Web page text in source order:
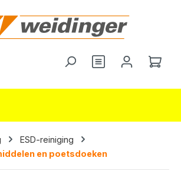
Je hebt 0 items
ESD-reiniging
en poetsdoeken